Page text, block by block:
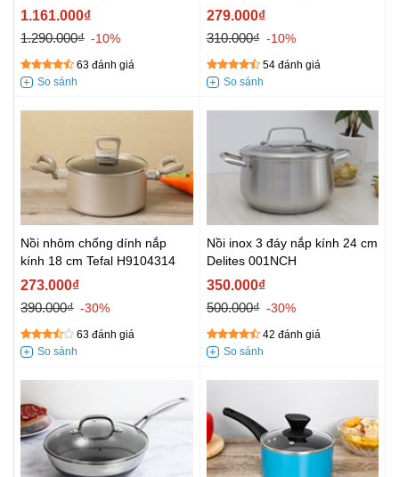
Kangaroo KG992MX
1.161.000₫
1.290.000₫ -10%
63 đánh giá
279.000₫
310.000₫ -10%
54 đánh giá
Nồi nhôm chống dính nắp
kính 18 cm Tefal H9104314
273.000₫
390.000₫ -30%
63 đánh giá
Nồi inox 3 đáy nắp kính 24 cm
Delites 001NCH
350.000₫
500.000₫ -30%
42 đánh giá